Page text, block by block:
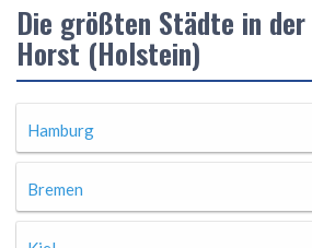
Die größten Städte in der
Horst (Holstein)
Hamburg
Bremen